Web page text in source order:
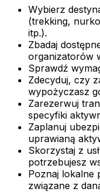
Wybierz
(trekking,
itp.).
Zbadaj
organizatorów
Sprawdź
Zdecyduj, czy
wypożyczasz
Zarezerwuj
specyfiki
Zaplanuj
uprawianą
Skorzystaj z
potrzebujesz
Poznaj lokalne
związane z